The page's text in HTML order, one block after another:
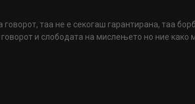
таа не е секогаш гарантирана, таа
говорот и слободата на мислењето но ние